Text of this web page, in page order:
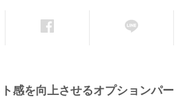
感を向上させるオプションパー